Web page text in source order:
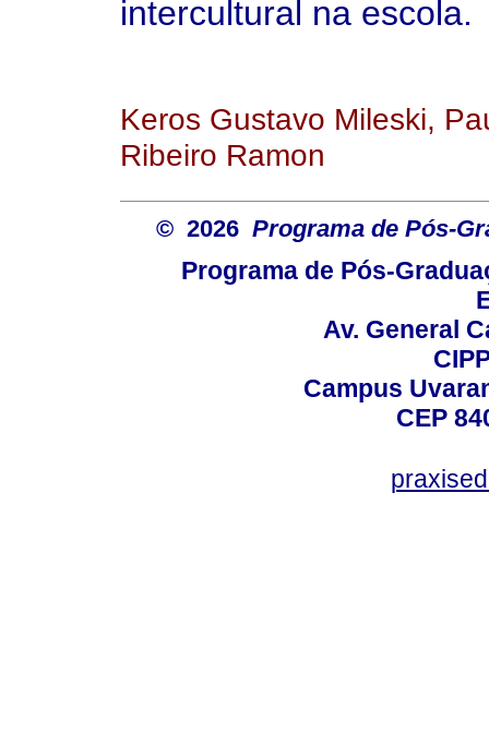
intercultural na escola.
Keros Gustavo Mileski,
Ribeiro Ramon
© 2026 Programa de Pós-
Programa de Pós-
Av. General
Campus
CEP